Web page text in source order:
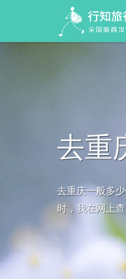
去重
解答]
去重庆一般多
时，我在网上